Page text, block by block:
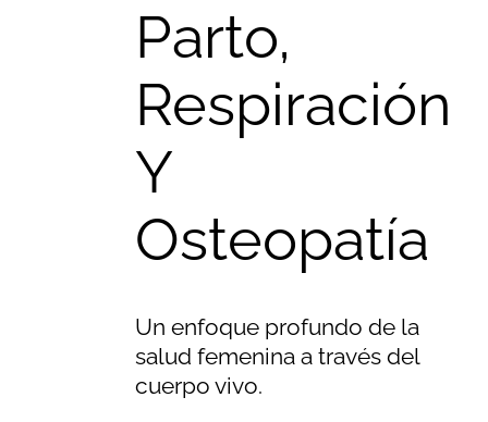
Parto,
Respiración
Y
Osteopatía
Un enfoque profundo de la
salud femenina a través del
cuerpo vivo.